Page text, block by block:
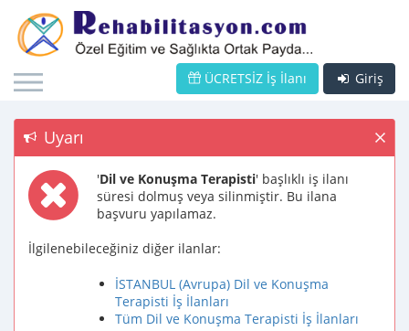
Giriş
ÜCRETSİZ İş İlanı
Uyarı
'Dil ve Konuşma Terapisti' başlıklı iş ilanı
süresi dolmuş veya silinmiştir. Bu ilana
başvuru yapılamaz.
İlgilenebileceğiniz diğer ilanlar:
İSTANBUL (Avrupa) Dil ve Konuşma
Terapisti İş İlanları
Tüm Dil ve Konuşma Terapisti İş İlanları